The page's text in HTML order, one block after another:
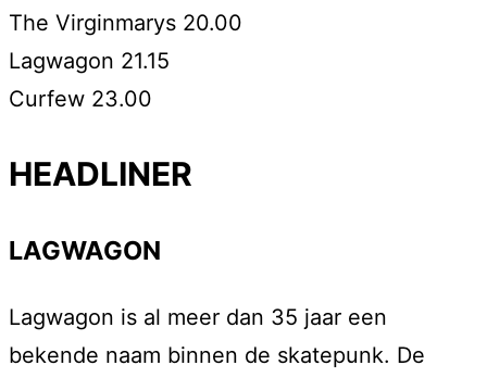
The Virginmarys 20.00
Lagwagon 21.15
Curfew 23.00
HEADLINER
LAGWAGON
Lagwagon is al meer dan 35 jaar een
bekende naam binnen de skatepunk. De